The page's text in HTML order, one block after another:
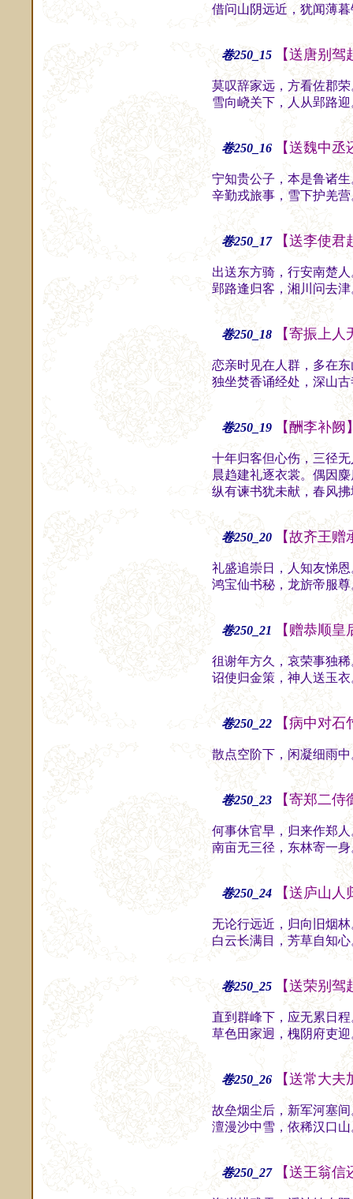
借问山阴远近，犹闻薄
卷250_15 【送唐别
莫叹辞家远，方看佐郡
雪向峣关下，人从郢路
卷250_16 【送魏中
宁知贵公子，本是鲁诸
辛勤戎旅事，雪下护羌营
卷250_17 【送李使
出送东方骑，行安南楚
郢路逢归客，湘川问去
卷250_18 【寄振上
恋亲时见在人群，多在
独坐焚香诵经处，深山
卷250_19 【酬李补阙
十年归客但心伤，三径
晨趋建礼逐衣裳。偶因
纵有谏书犹未献，春风
卷250_20 【故齐王
礼盛追崇日，人知友悌
鸿宝仙书秘，龙旂帝服
卷250_21 【赠恭顺
徂谢年方久，哀荣事独
诏使归金策，神人送玉
卷250_22 【病中对石
散点空阶下，闲凝细雨
卷250_23 【寄郑二
何事休官早，归来作郑
南亩无三径，东林寄一
卷250_24 【送庐山
无论行远近，归向旧烟
白云长满目，芳草自知
卷250_25 【送荣别
直到群峰下，应无累日
草色田家迥，槐阴府吏
卷250_26 【送常大
故垒烟尘后，新军河塞
澶漫沙中雪，依稀汉口
卷250_27 【送王翁